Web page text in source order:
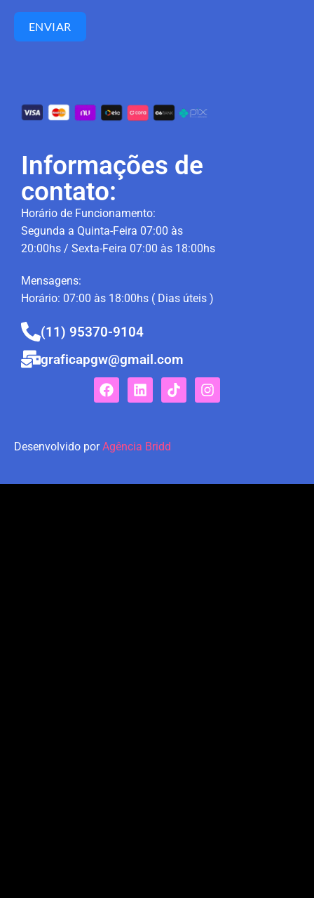
ENVIAR
Informações de
contato:
Horário de Funcionamento:
Segunda a Quinta-Feira 07:00 às
20:00hs / Sexta-Feira 07:00 às 18:00hs
Mensagens:
Horário: 07:00 às 18:00hs ( Dias úteis )
(11) 95370-9104
graficapgw@gmail.com
Desenvolvido por Agência Bridd